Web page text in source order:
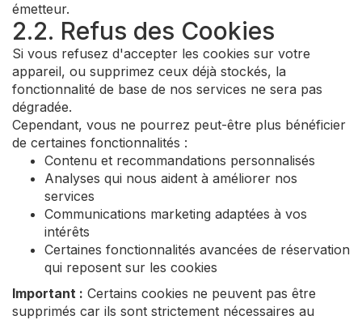
émetteur.
2.2. Refus des Cookies
Si vous refusez d'accepter les cookies sur votre
appareil, ou supprimez ceux déjà stockés, la
fonctionnalité de base de nos services ne sera pas
dégradée.
Cependant, vous ne pourrez peut-être plus bénéficier
de certaines fonctionnalités :
Contenu et recommandations personnalisés
Analyses qui nous aident à améliorer nos
services
Communications marketing adaptées à vos
intérêts
Certaines fonctionnalités avancées de réservation
qui reposent sur les cookies
Important : Certains cookies ne peuvent pas être
supprimés car ils sont strictement nécessaires au